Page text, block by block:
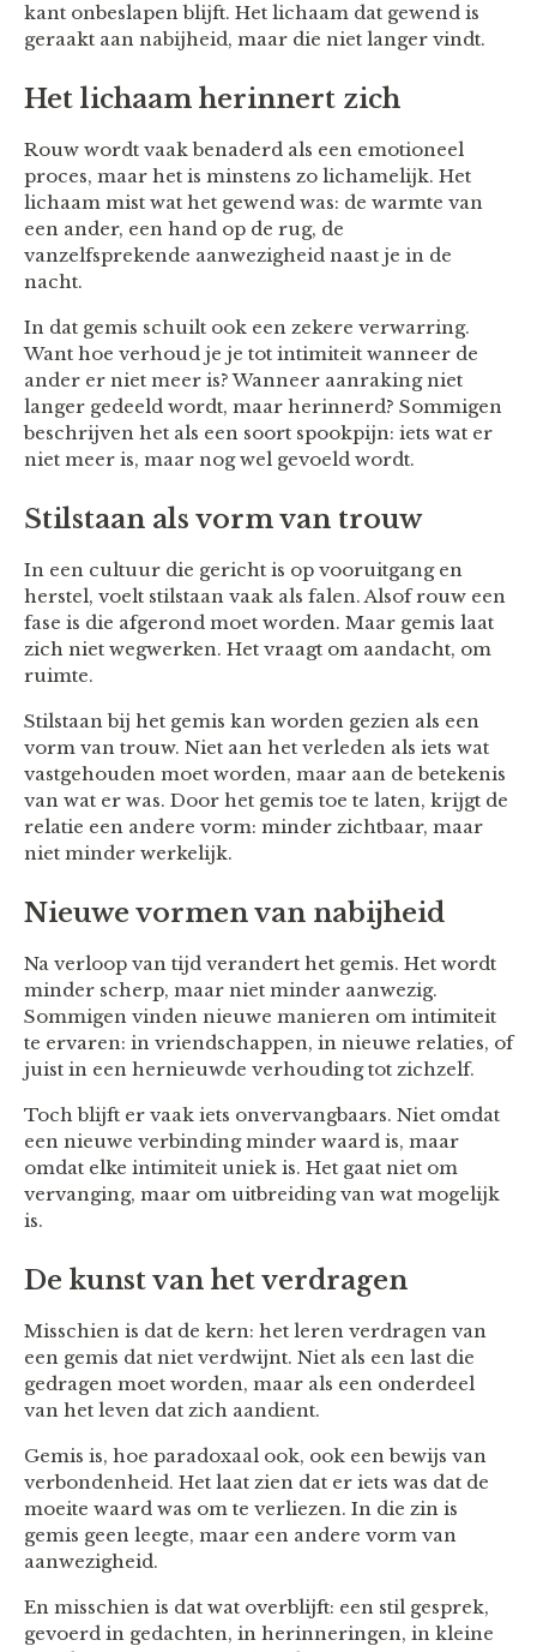
kant onbeslapen blijft. Het lichaam dat gewend is
geraakt aan nabijheid, maar die niet langer vindt.
Het lichaam herinnert zich
Rouw wordt vaak benaderd als een emotioneel
proces, maar het is minstens zo lichamelijk. Het
lichaam mist wat het gewend was: de warmte van
een ander, een hand op de rug, de
vanzelfsprekende aanwezigheid naast je in de
nacht.
In dat gemis schuilt ook een zekere verwarring.
Want hoe verhoud je je tot intimiteit wanneer de
ander er niet meer is? Wanneer aanraking niet
langer gedeeld wordt, maar herinnerd? Sommigen
beschrijven het als een soort spookpijn: iets wat er
niet meer is, maar nog wel gevoeld wordt.
Stilstaan als vorm van trouw
In een cultuur die gericht is op vooruitgang en
herstel, voelt stilstaan vaak als falen. Alsof rouw een
fase is die afgerond moet worden. Maar gemis laat
zich niet wegwerken. Het vraagt om aandacht, om
ruimte.
Stilstaan bij het gemis kan worden gezien als een
vorm van trouw. Niet aan het verleden als iets wat
vastgehouden moet worden, maar aan de betekenis
van wat er was. Door het gemis toe te laten, krijgt de
relatie een andere vorm: minder zichtbaar, maar
niet minder werkelijk.
Nieuwe vormen van nabijheid
Na verloop van tijd verandert het gemis. Het wordt
minder scherp, maar niet minder aanwezig.
Sommigen vinden nieuwe manieren om intimiteit
te ervaren: in vriendschappen, in nieuwe relaties, of
juist in een hernieuwde verhouding tot zichzelf.
Toch blijft er vaak iets onvervangbaars. Niet omdat
een nieuwe verbinding minder waard is, maar
omdat elke intimiteit uniek is. Het gaat niet om
vervanging, maar om uitbreiding van wat mogelijk
is.
De kunst van het verdragen
Misschien is dat de kern: het leren verdragen van
een gemis dat niet verdwijnt. Niet als een last die
gedragen moet worden, maar als een onderdeel
van het leven dat zich aandient.
Gemis is, hoe paradoxaal ook, ook een bewijs van
verbondenheid. Het laat zien dat er iets was dat de
moeite waard was om te verliezen. In die zin is
gemis geen leegte, maar een andere vorm van
aanwezigheid.
En misschien is dat wat overblijft: een stil gesprek,
gevoerd in gedachten, in herinneringen, in kleine